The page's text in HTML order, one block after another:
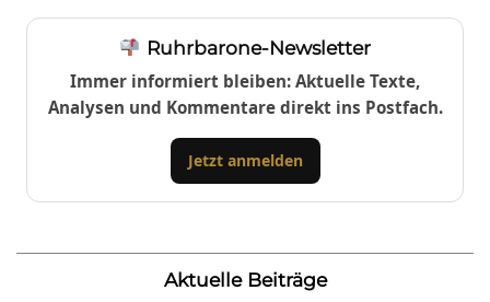
Ruhrbarone-Newsletter
Immer informiert bleiben: Aktuelle Texte,
Analysen und Kommentare direkt ins Postfach.
Jetzt anmelden
Aktuelle Beiträge